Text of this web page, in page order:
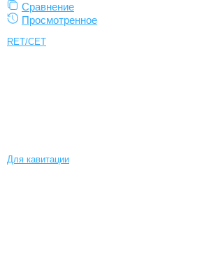
Сравнение
Просмотренное
RET/CET
Для кавитации